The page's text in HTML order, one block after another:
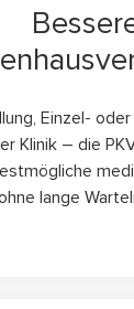
Einzel-
Klinik – die
lange